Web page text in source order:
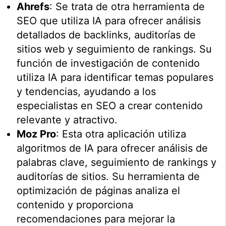
Ahrefs: Se trata de otra herramienta de
SEO que utiliza IA para ofrecer análisis
detallados de backlinks, auditorías de
sitios web y seguimiento de rankings. Su
función de investigación de contenido
utiliza IA para identificar temas populares
y tendencias, ayudando a los
especialistas en SEO a crear contenido
relevante y atractivo.
Moz Pro: Esta otra aplicación utiliza
algoritmos de IA para ofrecer análisis de
palabras clave, seguimiento de rankings y
auditorías de sitios. Su herramienta de
optimización de páginas analiza el
contenido y proporciona
recomendaciones para mejorar la